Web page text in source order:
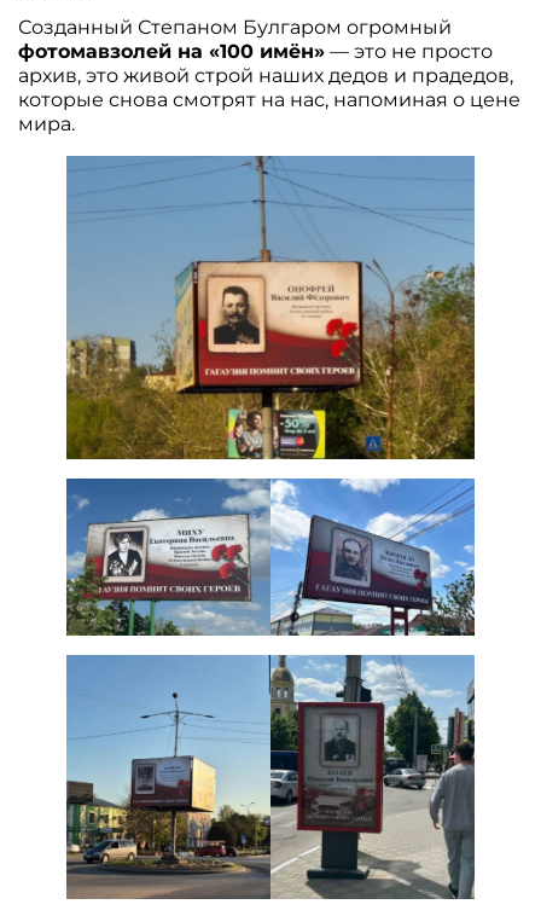
Созданный Степаном Булгаром огромный
фотомавзолей на «100 имён» — это не просто
архив, это живой строй наших дедов и прадедов,
которые снова смотрят на нас, напоминая о цене
мира.